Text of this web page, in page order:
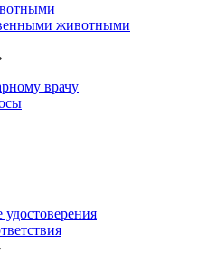
животными
врачу